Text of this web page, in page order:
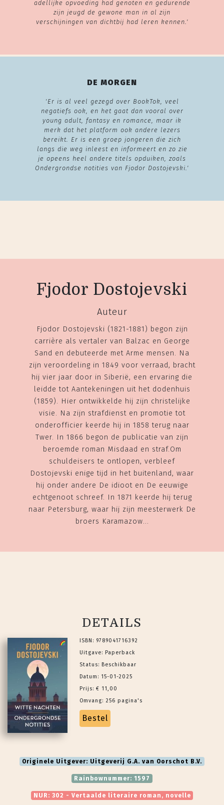
adellijke opvoeding had genoten en gedurende
zijn jeugd de gewone man in al zijn
verschijningen van dichtbij had leren kennen.'
DE MORGEN
'Er is al veel gezegd over BookTok, veel
negatiefs ook, en het gaat dan vooral over
young adult, fantasy en romance, maar ik
merk dat het platform ook andere lezers
bereikt. Er is een groep jongeren die zich
langs die weg inleest en informeert en zo zie
je opeens heel andere titels opduiken, zoals
Ondergrondse notities van Fjodor Dostojevski.'
Fjodor Dostojevski
Auteur
Fjodor Dostojevski (1821-1881) begon zijn
carrière als vertaler van Balzac en George
Sand en debuteerde met Arme mensen. Na
zijn veroordeling in 1849 voor verraad, bracht
hij vier jaar door in Siberië, een ervaring die
leidde tot Aantekeningen uit het dodenhuis
(1859). Hier ontwikkelde hij zijn christelijke
visie. Na zijn strafdienst en promotie tot
onderofficier keerde hij in 1858 terug naar
Twer. In 1866 begon de publicatie van zijn
beroemde roman Misdaad en straf.Om
schuldeisers te ontlopen, verbleef
Dostojevski enige tijd in het buitenland, waar
hij onder andere De idioot en De eeuwige
echtgenoot schreef. In 1871 keerde hij terug
naar Petersburg, waar hij zijn meesterwerk De
broers Karamazow...
DETAILS
ISBN: 9789041716392
Uitgave: Paperback
Status: Beschikbaar
Datum: 15-01-2025
Prijs: € 11,00
Omvang: 256 pagina's
Bestel
Originele Uitgever: Uitgeverij G.A. van Oorschot B.V.
Rainbownummer: 1597
NUR: 302 - Vertaalde literaire roman, novelle